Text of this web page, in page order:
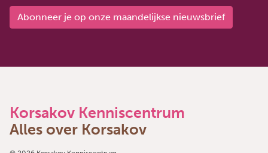
Abonneer je op onze maandelijkse nieuwsbrief
Korsakov Kenniscentrum
Alles over Korsakov